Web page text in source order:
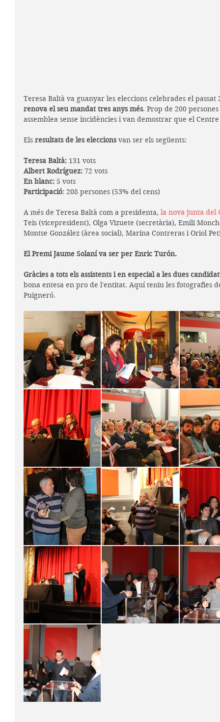
Teresa Baltà va guanyar les eleccions celebrades el
renova el seu mandat tres anys més. Prop de 200
assemblea sense incidències i van demostrar que el
Els resultats de les eleccions van ser els següents:
Teresa Baltà: 131 vots
Albert Rodríguez: 72 vots
En blanc: 5 vots
Participació: 208 persones (53% del cens)
A més de Teresa Baltà com a presidenta, la nova junta del
Teis (vicepresident), Olga Vizuete (secretària), Emili
Montse González (àrea social), Marina Contreras i Oriol
El Premi Jaume Solaní va ser per Enric Turón.
Gràcies a tots els assistents i en especial a les dues
bona entesa en pro de l'entitat. Aquí teniu les fotografies
Puigneró.